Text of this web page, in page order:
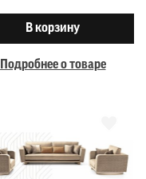
В корзину
Подробнее о товаре